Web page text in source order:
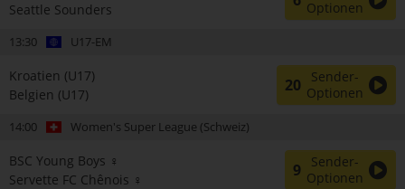
Seattle Sounders
Optionen
13:30 U17-EM
Kroatien (U17)
Belgien (U17)
20
Sender-
Optionen
14:00 Women's Super League (Schweiz)
BSC Young Boys ♀
Servette FC Chênois ♀
9
Sender-
Optionen